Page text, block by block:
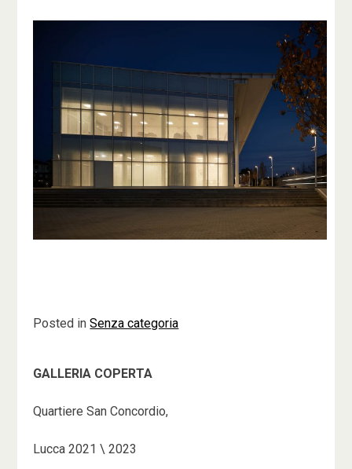
Posted inSenza categoria
GALLERIA COPERTA
Quartiere San Concordio,
Lucca2021 \ 2023